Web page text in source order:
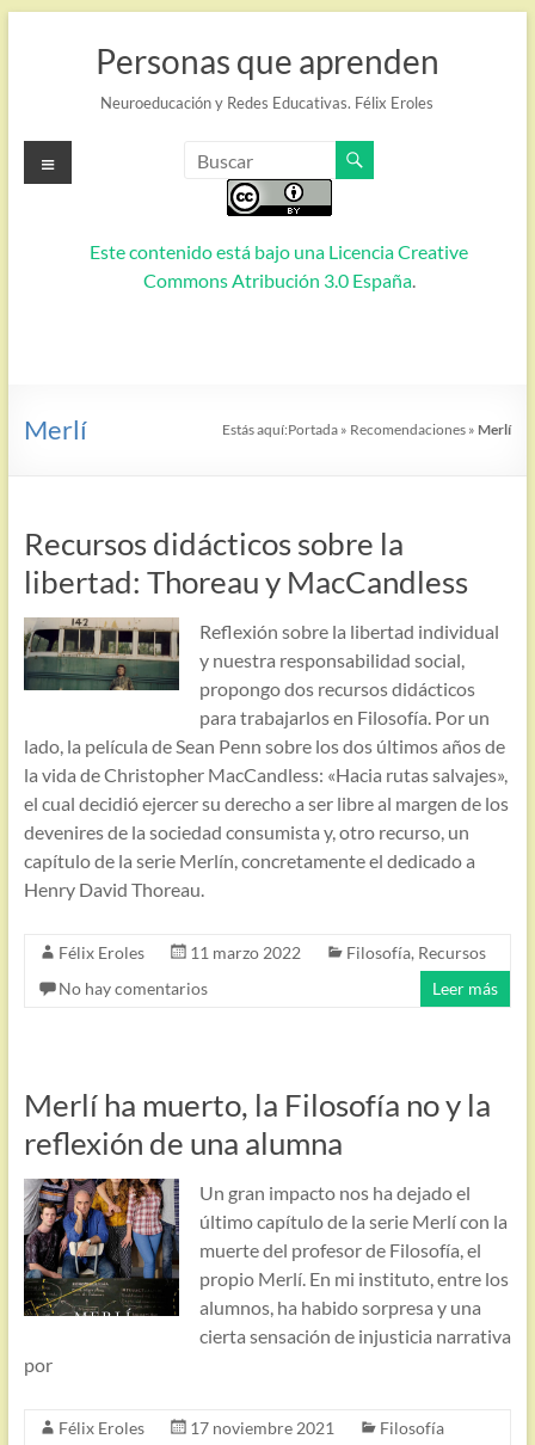
Personas que aprenden
Neuroeducación y Redes Educativas. Félix Eroles
Este contenido está bajo una Licencia Creative
Commons Atribución 3.0 España.
Menú
Merlí Estás aquí:Portada » Recomendaciones » Merlí
Recursos didácticos sobre la
libertad: Thoreau y MacCandless
Reflexión sobre la libertad individual
y nuestra responsabilidad social,
propongo dos recursos didácticos
para trabajarlos en Filosofía. Por un
lado, la película de Sean Penn sobre los dos últimos años de
la vida de Christopher MacCandless: «Hacia rutas salvajes»,
el cual decidió ejercer su derecho a ser libre al margen de los
devenires de la sociedad consumista y, otro recurso, un
capítulo de la serie Merlín, concretamente el dedicado a
Henry David Thoreau.
Félix Eroles 11 marzo 2022 Filosofía, Recursos
No hay comentarios
Leer más
Merlí ha muerto, la Filosofía no y la
reflexión de una alumna
Un gran impacto nos ha dejado el
último capítulo de la serie Merlí con la
muerte del profesor de Filosofía, el
propio Merlí. En mi instituto, entre los
alumnos, ha habido sorpresa y una
cierta sensación de injusticia narrativa
por
Félix Eroles 17 noviembre 2021
Filosofía